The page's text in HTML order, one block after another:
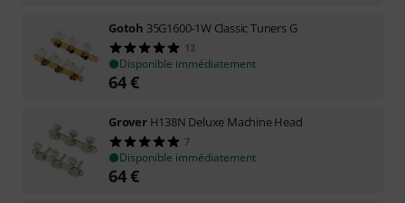
Gotoh 35G1600-1W Classic Tuners G
13
Disponible immédiatement
64€
Grover H138N Deluxe Machine Head
7
Disponible immédiatement
64€